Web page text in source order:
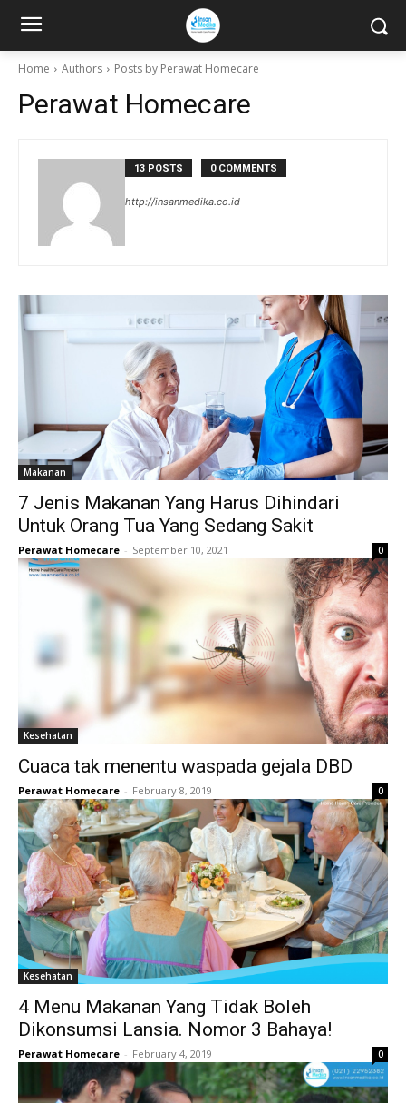
Home Authors Posts by Perawat Homecare
Perawat Homecare
13 POSTS 0 COMMENTS
http://insanmedika.co.id
Makanan
7 Jenis Makanan Yang Harus Dihindari
Untuk Orang Tua Yang Sedang Sakit
Perawat Homecare - September 10, 2021 0
Kesehatan
Cuaca tak menentu waspada gejala DBD
Perawat Homecare - February 8, 2019 0
Kesehatan
4 Menu Makanan Yang Tidak Boleh
Dikonsumsi Lansia. Nomor 3 Bahaya!
Perawat Homecare - February 4, 2019 0